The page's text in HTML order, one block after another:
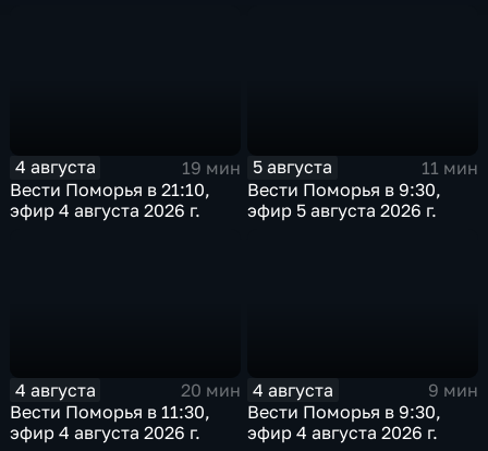
4 августа
19 мин
Вести Поморья в 21:10,
эфир 4 августа 2026 г.
5 августа
11 мин
Вести Поморья в 9:30,
эфир 5 августа 2026 г.
4 августа
20 мин
Вести Поморья в 11:30,
эфир 4 августа 2026 г.
4 августа
9 мин
Вести Поморья в 9:30,
эфир 4 августа 2026 г.